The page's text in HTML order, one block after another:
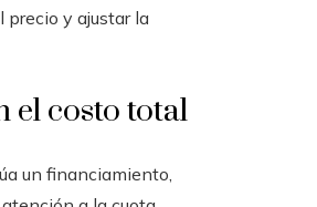
precio y ajustar la
el costo total
un financiamiento,